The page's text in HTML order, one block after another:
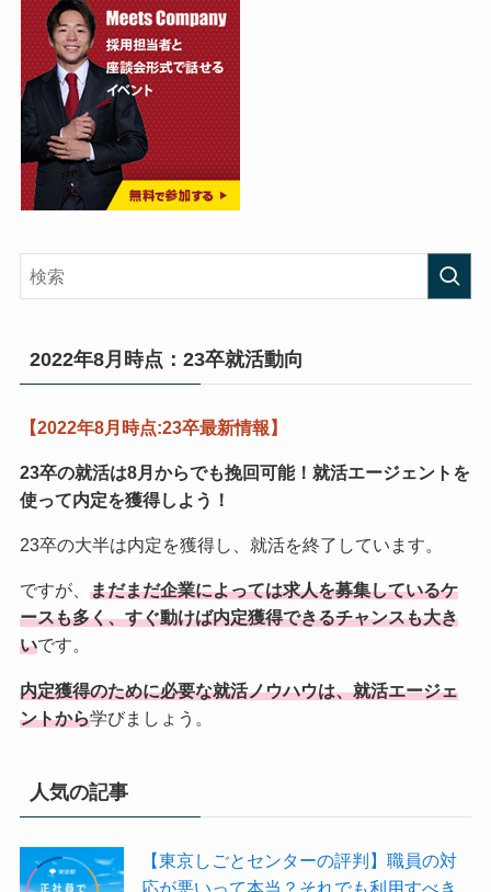
2022年8月時点：23卒就活動向
【2022年8月時点:23卒最新情報】
23卒の就活は8月からでも挽回可能！ 就活エージェントを
使って内定を獲得しよう！
23卒の大半は内定を獲得し、就活を終了しています。
ですが、 まだまだ企業によっては求人を募集しているケ
ースも多く、すぐ動けば内定獲得できるチャンスも大き
いです。
内定獲得のために必要な就活ノウハウは、就活エージェ
ントから学びましょう。
人気の記事
【東京しごとセンターの評判】職員の対
応が悪いって本当？それでも利用すべき